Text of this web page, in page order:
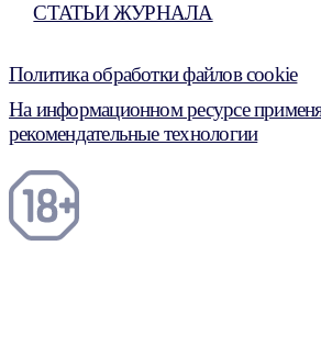
СТАТЬИ ЖУРНАЛА
Политика обработки файлов cookie
На информационном ресурсе
рекомендательные технологии